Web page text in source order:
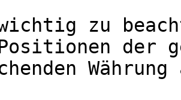
zu
der